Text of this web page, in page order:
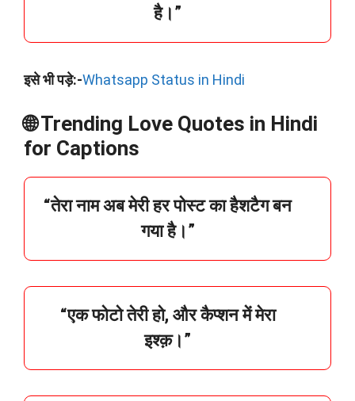
है।”
इसे भी पड़े:-Whatsapp Status in Hindi
🌐 Trending Love Quotes in Hindi
for Captions
“तेरानामअबमेरीहरपोस्टकाहैशटैगबन
गयाहै।”
“एकफोटोतेरीहो, औरकैप्शनमेंमेरा
इश्क़।”